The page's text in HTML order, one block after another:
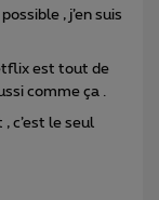
, j’en suis
est tout de
comme ça .
c’est le seul